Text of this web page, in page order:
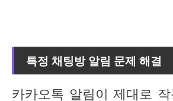
특정 채팅방 알림 문제 해결
카카오톡 알림이 제대로